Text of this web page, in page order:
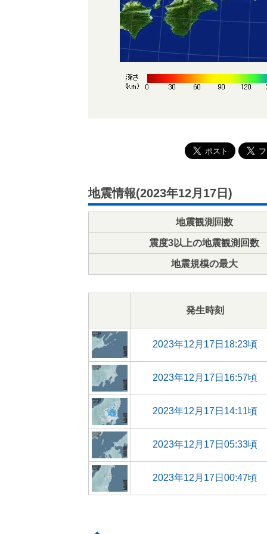
地震情報(2023年12月17日)
地震観測回数
震度3以上の地震観測回数
地震規模の最大
発生時刻
2023年12月17日18:23頃
2023年12月17日16:57頃
2023年12月17日14:11頃
2023年12月17日05:33頃
2023年12月17日00:47頃